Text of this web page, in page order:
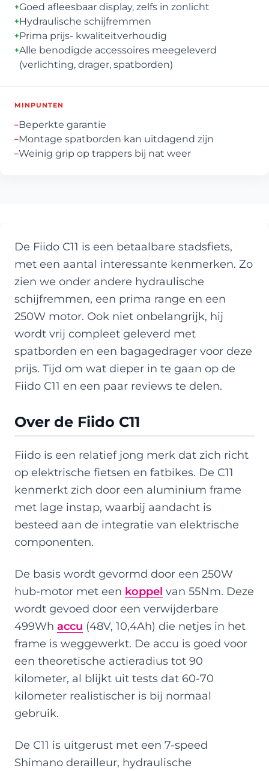
+Goed afleesbaar display, zelfs in zonlicht
+Hydraulische schijfremmen
+Prima prijs- kwaliteitverhoudig
+Alle benodigde accessoires meegeleverd
(verlichting, drager, spatborden)
MINPUNTEN
–Beperkte garantie
–Montage spatborden kan uitdagend zijn
–Weinig grip op trappers bij nat weer
De Fiido C11 is een betaalbare stadsfiets,
met een aantal interessante kenmerken. Zo
zien we onder andere hydraulische
schijfremmen, een prima range en een
250W motor. Ook niet onbelangrijk, hij
wordt vrij compleet geleverd met
spatborden en een bagagedrager voor deze
prijs. Tijd om wat dieper in te gaan op de
Fiido C11 en een paar reviews te delen.
Over de Fiido C11
Fiido is een relatief jong merk dat zich richt
op elektrische fietsen en fatbikes. De C11
kenmerkt zich door een aluminium frame
met lage instap, waarbij aandacht is
besteed aan de integratie van elektrische
componenten.
De basis wordt gevormd door een 250W
hub-motor met een koppel van 55Nm. Deze
wordt gevoed door een verwijderbare
499Wh accu (48V, 10,4Ah) die netjes in het
frame is weggewerkt. De accu is goed voor
een theoretische actieradius tot 90
kilometer, al blijkt uit tests dat 60-70
kilometer realistischer is bij normaal
gebruik.
De C11 is uitgerust met een 7-speed
Shimano derailleur, hydraulische